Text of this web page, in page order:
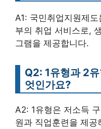
A1: 국민취업지원제
부의 취업 서비스로,
그램을 제공합니다.
Q2: 1유형과 2
엇인가요?
A2: 1유형은 저소득
원과 직업훈련을 제